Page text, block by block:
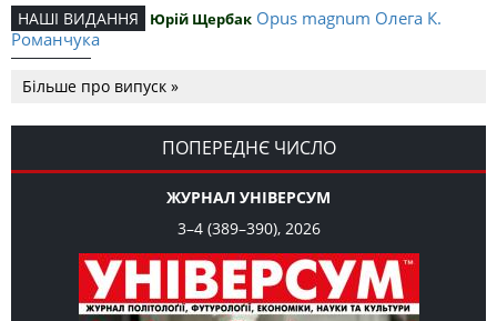
НАШІ ВИДАННЯ Юрій Щербак Opus magnum Олега К.
Романчука
Романчука
СЛОВО РЕДАКЦІЙНЕ Олег К. Романчук Журавель і синиця
як уособлення української політстратегії й тактики
Більше про випуск »
ПОПЕРЕДНЄ ЧИСЛО
ЖУРНАЛ УНІВЕРСУМ
3–4 (389–390), 2026